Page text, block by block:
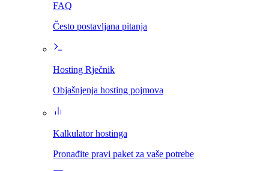
FAQ
Često postavljana pitanja
Hosting Rječnik
Objašnjenja hosting pojmova
Kalkulator hostinga
Pronađite pravi paket za vaše potrebe